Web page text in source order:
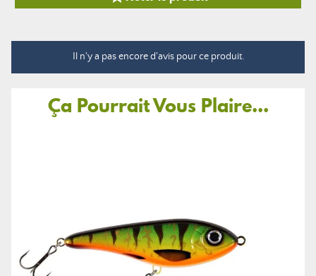
Il n'y a pas encore d'avis pour ce produit.
Ça Pourrait Vous Plaire...